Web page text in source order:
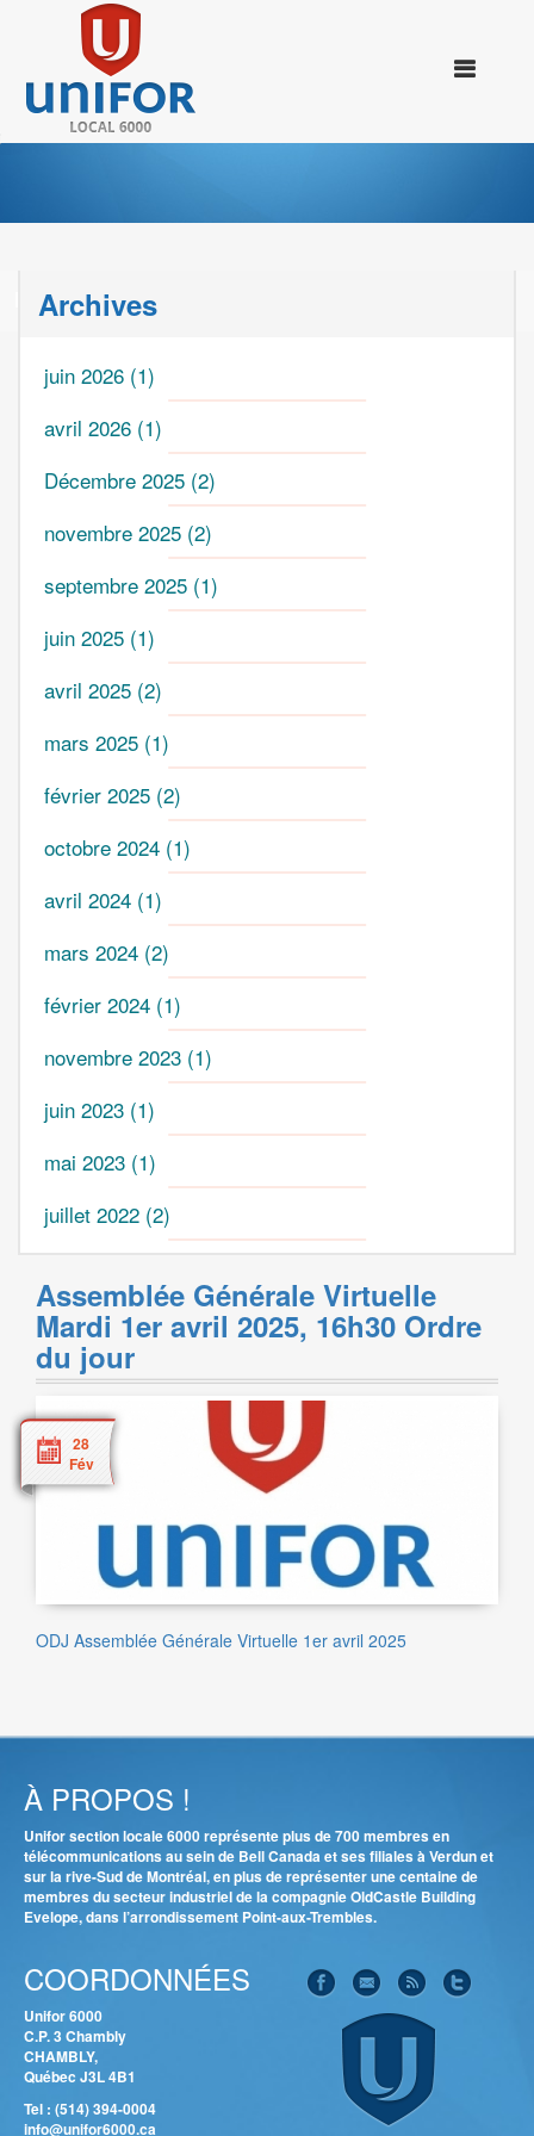
NOUVELLES
Assemblée Générale Virtuelle
Mardi 1er avril 2025, 16h30 Ordre
du jour
28
Fév
ODJ Assemblée Générale Virtuelle 1er avril 2025
Archives
juin 2026 (1)
avril 2026 (1)
Décembre 2025 (2)
novembre 2025 (2)
septembre 2025 (1)
juin 2025 (1)
avril 2025 (2)
mars 2025 (1)
février 2025 (2)
octobre 2024 (1)
avril 2024 (1)
mars 2024 (2)
février 2024 (1)
novembre 2023 (1)
juin 2023 (1)
mai 2023 (1)
juillet 2022 (2)
À PROPOS !
Unifor section locale 6000 représente plus de 700 membres en
télécommunications au sein de Bell Canada et ses filiales à Verdun et
sur la rive-Sud de Montréal, en plus de représenter une centaine de
membres du secteur industriel de la compagnie OldCastle Building
Evelope, dans l’arrondissement Point-aux-Trembles.
COORDONNÉES
Unifor 6000
C.P. 3 Chambly
CHAMBLY,
Québec J3L 4B1
Tel : (514) 394-0004
info@unifor6000.ca